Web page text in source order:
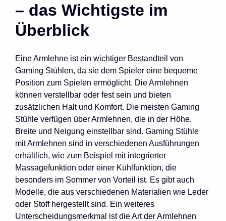
– das Wichtigste im
Überblick
Eine Armlehne ist ein wichtiger Bestandteil von
Gaming Stühlen, da sie dem Spieler eine bequeme
Position zum Spielen ermöglicht. Die Armlehnen
können verstellbar oder fest sein und bieten
zusätzlichen Halt und Komfort. Die meisten Gaming
Stühle verfügen über Armlehnen, die in der Höhe,
Breite und Neigung einstellbar sind. Gaming Stühle
mit Armlehnen sind in verschiedenen Ausführungen
erhältlich, wie zum Beispiel mit integrierter
Massagefunktion oder einer Kühlfunktion, die
besonders im Sommer von Vorteil ist. Es gibt auch
Modelle, die aus verschiedenen Materialien wie Leder
oder Stoff hergestellt sind. Ein weiteres
Unterscheidungsmerkmal ist die Art der Armlehnen